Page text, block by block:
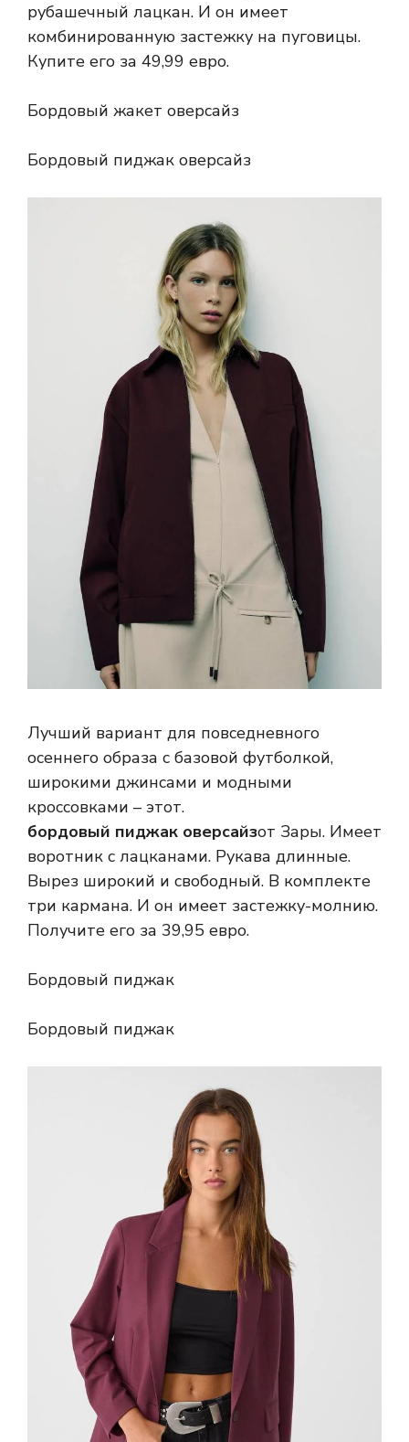
рубашечный лацкан. И он имеет
комбинированную застежку на пуговицы.
Купите его за 49,99 евро.
Бордовый жакет оверсайз
Бордовый пиджак оверсайз
Лучший вариант для повседневного
осеннего образа с базовой футболкой,
широкими джинсами и модными
кроссовками – этот.
бордовый пиджак оверсайзот Зары. Имеет
воротник с лацканами. Рукава длинные.
Вырез широкий и свободный. В комплекте
три кармана. И он имеет застежку-молнию.
Получите его за 39,95 евро.
Бордовый пиджак
Бордовый пиджак